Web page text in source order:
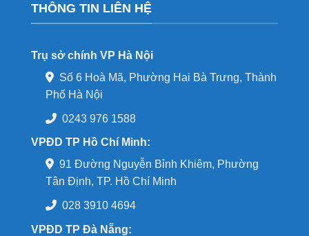
THÔNG TIN LIÊN HỆ
Trụ sở chính VP Hà Nội
Số 6 Hoà Mã, Phường Hai Bà Trưng, Thành
Phố Hà Nội
0243 976 1588
VPĐD TP Hồ Chí Minh:
91 Đường Nguyễn Bỉnh Khiêm, Phường
Tân Định, TP. Hồ Chí Minh
028 3910 4694
VPĐD TP Đà Nẵng: